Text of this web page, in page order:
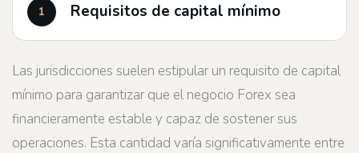
Requisitos de capital mínimo
Las jurisdicciones suelen estipular un requisito de capital
mínimo para garantizar que el negocio Forex sea
financieramente estable y capaz de sostener sus
operaciones. Esta cantidad varía significativamente entre